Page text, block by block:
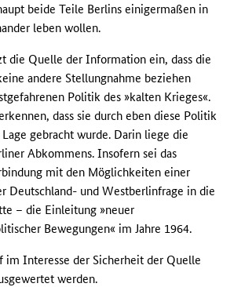
beide Teile Berlins einigermaßen in
leben wollen.
die Quelle der Information ein, dass die
andere Stellungnahme beziehen
Politik des »kalten Krieges«.
dass sie durch eben diese Politik
gebracht wurde. Darin liege die
Abkommens. Insofern sei das
mit den Möglichkeiten einer
Deutschland- und Westberlinfrage in die
– die Einleitung »neuer
Bewegungen« im Jahre 1964.
im Interesse der Sicherheit der Quelle
werden.